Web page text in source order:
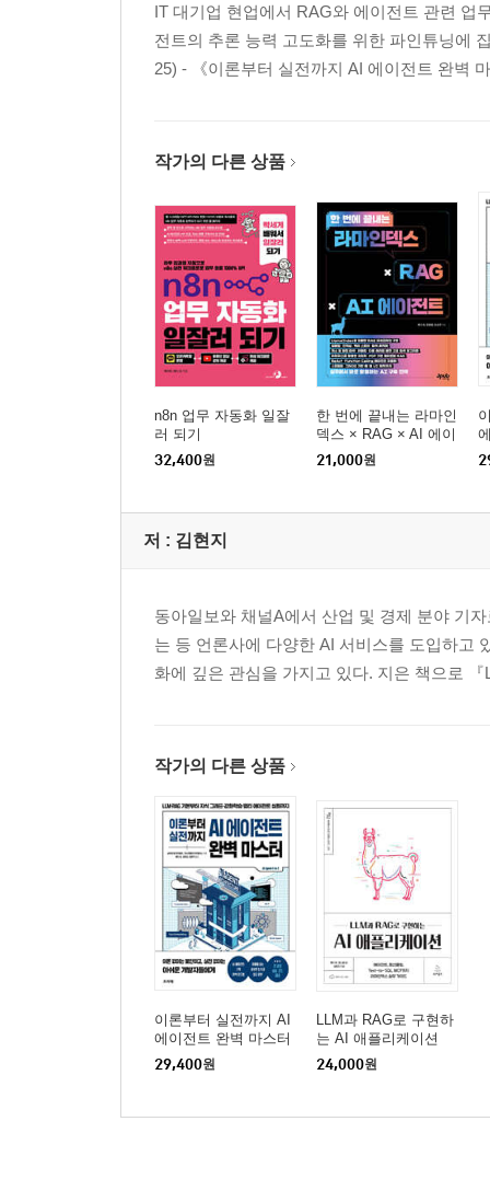
__A.1.5 논문 읽고 요약하기
__A.1.6 항공권 등 상품, 서비스 가격 비교
__A.1.7 쇼핑 도우미
IT 대기업 현업에서 RAG와 에이전트 관련 업
전트의 추론 능력 고도화를 위한 파인튜닝에
25) - 《이론부터 실전까지 AI 에이전트 완벽
작가의 다른 상품
n8n 업무 자동화 일잘
러 되기
32,400원
한 번에 끝내는 라마인
덱스 × RAG × AI 에이
전트
21,000원
저 : 김현지
동아일보와 채널A에서 산업 및 경제 분야 기
는 등 언론사에 다양한 AI 서비스를 도입하고
화에 깊은 관심을 가지고 있다. 지은 책으로
작가의 다른 상품
이론부터 실전까지 AI
에이전트 완벽 마스터
29,400원
LLM과 RAG로 구현하
는 AI 애플리케이션
24,000원